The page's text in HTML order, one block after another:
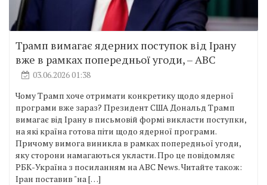
Трамп вимагає ядерних поступок від Ірану
вже в рамках попередньої угоди, – ABC
03.06.2026 01:38
Чому Трамп хоче отримати конкретику щодо ядерної
програми вже зараз? Президент США Дональд Трамп
вимагає від Ірану в письмовій формі викласти поступки,
на які країна готова піти щодо ядерної програми.
Причому вимога виникла в рамках попередньої угоди,
яку сторони намагаються укласти. Про це повідомляє
РБК-Україна з посиланням на ABC News. Читайте також:
Іран поставив "на […]